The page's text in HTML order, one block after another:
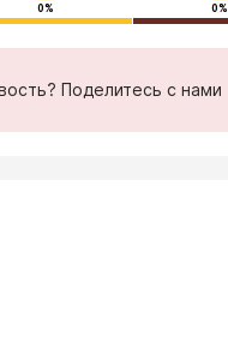
0% 0%
Поделитесь с нами